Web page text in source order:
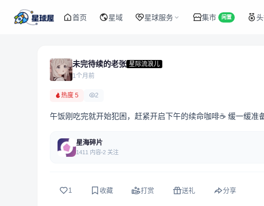
首页 星域 星球服务 集市 闲置
未完待续的老张 星际流浪儿
1个月前
热度 5 2
午饭刚吃完就开始犯困，赶紧开启下午的续命咖啡☕ 缓一缓准
星海碎片
1411 内容 2 关注
1 收藏 打赏 送礼 分享